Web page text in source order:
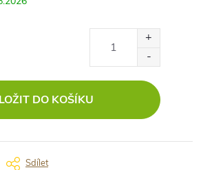
DO KOŠÍKU
Sdílet